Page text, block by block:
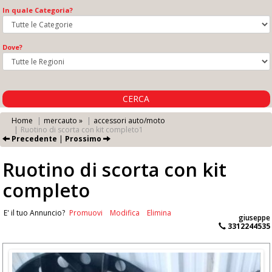
In quale Categoria?
Dove?
CERCA
Home mercauto »
accessori auto/moto
Ruotino di scorta con kit completo1
Precedente | Prossimo
Ruotino di scorta con kit
completo
giuseppe
3312244535
E' il tuo Annuncio? Promuovi Modifica Elimina